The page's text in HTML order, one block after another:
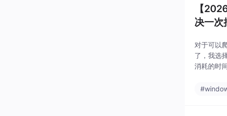
【
决一次
对于可以
了，我选
消耗的时